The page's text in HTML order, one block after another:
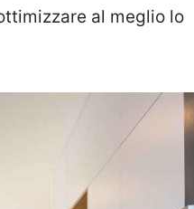
al meglio lo